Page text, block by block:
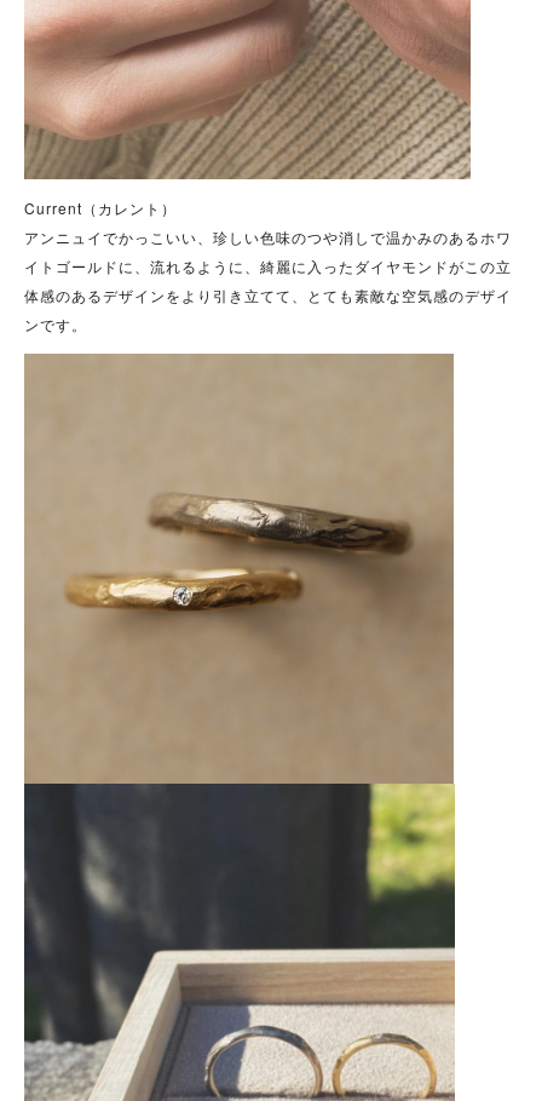
Current（カレント）
アンニュイでかっこいい、珍しい色味のつや消しで温かみのあるホワ
イトゴールドに、流れるように、綺麗に入ったダイヤモンドがこの立
体感のあるデザインをより引き立てて、とても素敵な空気感のデザイ
ンです。